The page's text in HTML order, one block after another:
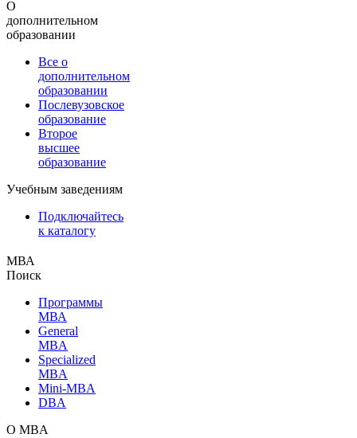
О
дополнительном
образовании
Все о
дополнительном
образовании
Послевузовское
образование
Второе
высшее
образование
Учебным заведениям
Подключайтесь
к каталогу
МВА
Поиск
Программы
МВА
General
MBA
Specialized
MBA
Mini-MBA
DBA
О MBA